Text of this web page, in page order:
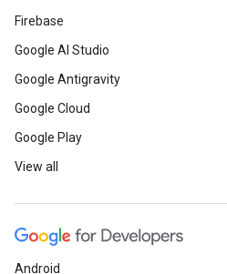
Firebase
Google AI Studio
Google Antigravity
Google Cloud
Google Play
View all
Android